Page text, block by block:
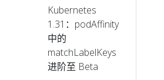
Kubernetes
1.31：podAffinity
中的
matchLabelKeys
进阶至 Beta